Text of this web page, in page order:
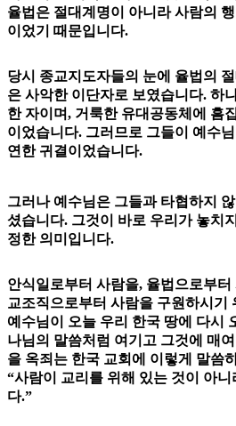
율법은 절대계명이 아니라 사람의
이었기 때문입니다.
당시 종교지도자들의 눈에 율법의
은 사악한 이단자로 보였습니다. 하
한 자이며, 거룩한 유대공동체에 흠
이었습니다. 그러므로 그들이 예수
연한 귀결이었습니다.
그러나 예수님은 그들과 타협하지
셨습니다. 그것이 바로 우리가 놓치
정한 의미입니다.
안식일로부터 사람을, 율법으로부
교조직으로부터 사람을 구원하시기
예수님이 오늘 우리 한국 땅에 다시
나님의 말씀처럼 여기고 그것에 매
을 옥죄는 한국 교회에 이렇게 말씀
“사람이 교리를 위해 있는 것이 아
다.”